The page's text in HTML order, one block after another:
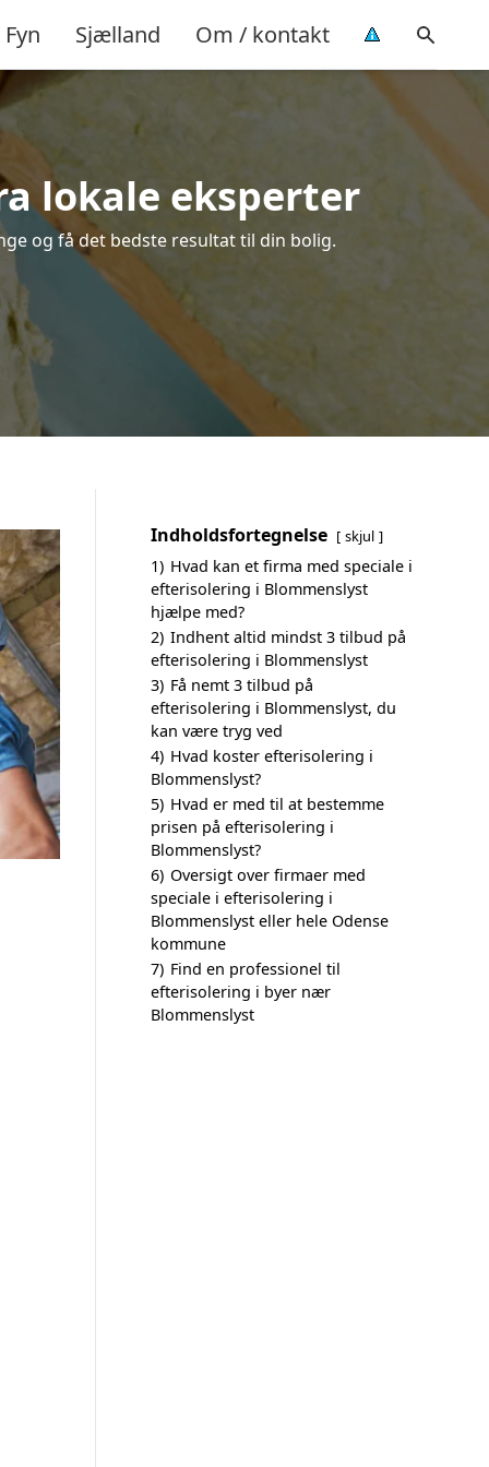
Fyn Sjælland Om / kontakt
lokale eksperter
og få det bedste resultat til din bolig.
Indholdsfortegnelse skjul
1) Hvad kan et firma med speciale i
efterisolering i Blommenslyst
hjælpe med?
2) Indhent altid mindst 3 tilbud på
efterisolering i Blommenslyst
3) Få nemt 3 tilbud på
efterisolering i Blommenslyst, du
kan være tryg ved
4) Hvad koster efterisolering i
Blommenslyst?
5) Hvad er med til at bestemme
prisen på efterisolering i
Blommenslyst?
6) Oversigt over firmaer med
speciale i efterisolering i
Blommenslyst eller hele Odense
kommune
7) Find en professionel til
efterisolering i byer nær
Blommenslyst